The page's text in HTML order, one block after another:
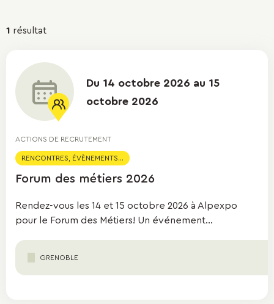
Résultats
recherche
1 résultat
Du 14 octobre 2026 au 15
octobre 2026
ACTIONS DE RECRUTEMENT
RENCONTRES, ÉVÈNEMENTS...
Forum des métiers 2026
Rendez-vous les 14 et 15 octobre 2026 à Alpexpo
pour le Forum des Métiers! Un événement...
GRENOBLE